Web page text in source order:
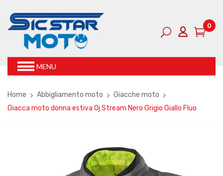
0
MENU
Home Abbigliamento moto
Giacche moto
Giacca moto donna estiva Oj Stream Nero Grigio Giallo Fluo